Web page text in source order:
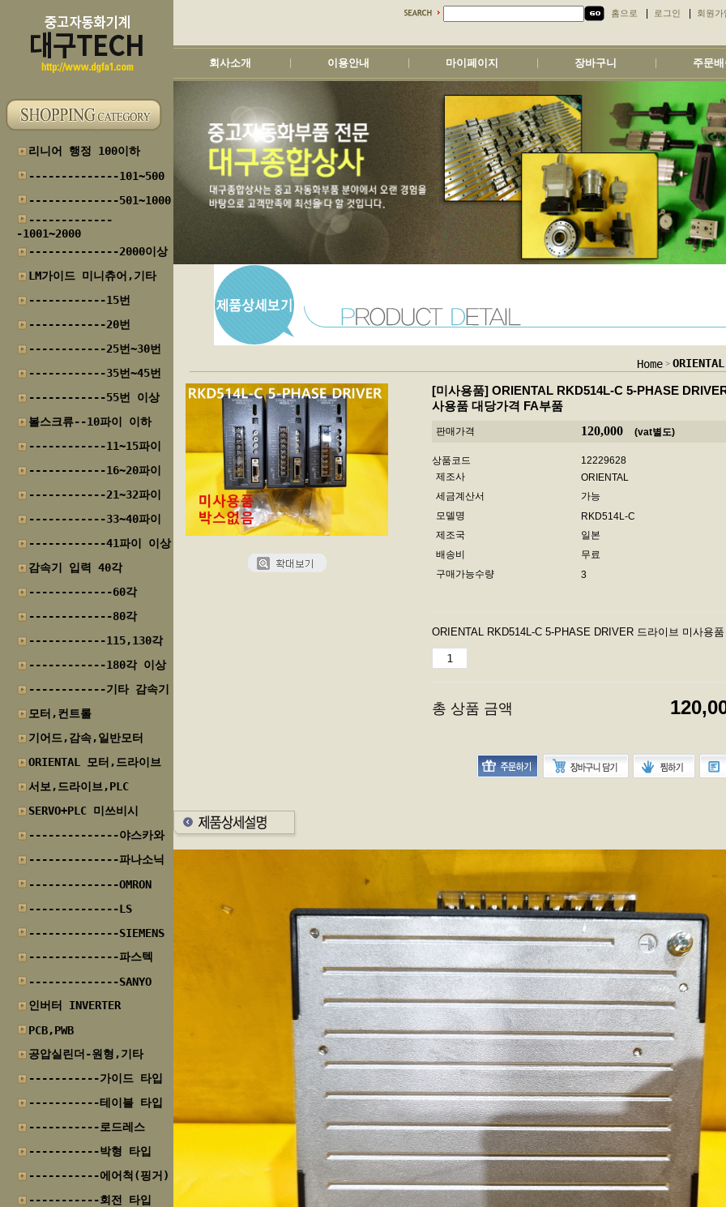
홈으로 로그인 회원가
회사소개 이용안내 마이페이지 장바구니 주문
리니어 행정 100이하
--------------101~500
--------------501~1000
-------------
-1001~2000
--------------2000이상
LM가이드 미니츄어,기타
------------15번
------------20번
------------25번~30번
------------35번~45번
------------55번 이상
볼스크류--10파이 이하
------------11~15파이
------------16~20파이
------------21~32파이
------------33~40파이
------------41파이 이상
감속기 입력 40각
-------------60각
-------------80각
------------115,130각
------------180각 이상
------------기타 감속기
모터,컨트롤
기어드,감속,일반모터
ORIENTAL 모터,드라이브
서보,드라이브,PLC
SERVO+PLC 미쓰비시
--------------야스카와
--------------파나소닉
--------------OMRON
--------------LS
--------------SIEMENS
--------------파스텍
--------------SANYO
인버터 INVERTER
PCB,PWB
공압실린더-원형,기타
-----------가이드 타입
-----------테이블 타입
-----------로드레스
-----------박형 타입
-----------에어척(핑거)
-----------회전 타입
Home >
[미사용품] ORIENTAL RKD514L-C 5-PHASE
사용품 대당가격 FA부품
판매가격 120,000 (vat별도)
상품코드
12229628
제조사
ORIENTAL
세금계산서
가능
모델명
RKD514L-C
제조국
일본
배송비
무료
구매가능수량
3
ORIENTAL RKD514L-C 5-PHASE DRIVER 드라이브 미사용
총 상품 금액